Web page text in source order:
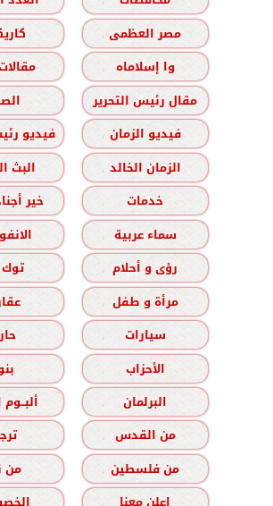
مصر العظمى
وا إسلاماه
مقال رئيس التحرير
فيديو الزمان
فيديو
الزمان الخالد
البث
خدمات
خير
سماء عربية
رؤى و أحلام
مرأة و طفل
سيارات
الأحزاب
البرلمان
من القدس
من فلسطين
من